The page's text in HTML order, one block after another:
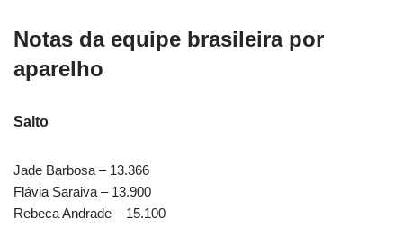
Notas da equipe brasileira por
aparelho
Salto
Jade Barbosa – 13.366
Flávia Saraiva – 13.900
Rebeca Andrade – 15.100